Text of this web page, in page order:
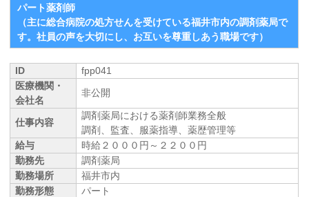
パート薬剤師
（主に総合病院の処方せんを受けている福井市内の調剤薬局で
す。社員の声を大切にし、お互いを尊重しあう職場です）
ID
fpp041
医療機関・
会社名
非公開
仕事内容
調剤薬局における薬剤師業務全般
調剤、監査、服薬指導、薬歴管理等
給与
時給２０００円～２２００円
勤務先
調剤薬局
勤務場所
福井市内
勤務形態
パート